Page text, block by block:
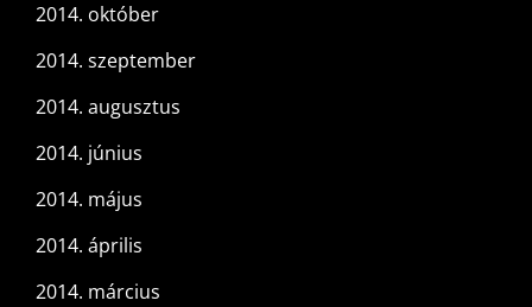
2014. október
2014. szeptember
2014. augusztus
2014. június
2014. május
2014. április
2014. március